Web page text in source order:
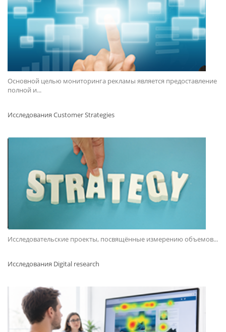
Основной целью мониторинга рекламы является предоставление
полной и...
Исследования Customer Strategies
Исследовательские проекты, посвящённые измерению объемов...
Исследования Digital research